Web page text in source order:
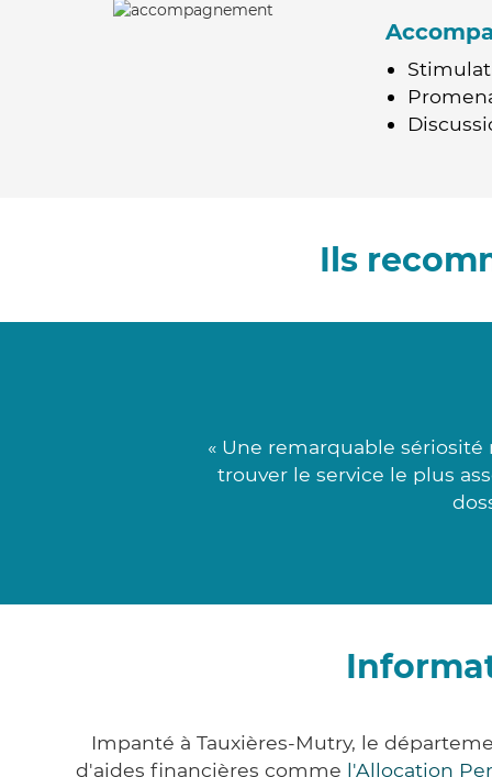
Ils
« Une remarquable
trouver le service le plus
Impanté à Tauxières-Mutry, le
d'aides financières comme l'Allocation